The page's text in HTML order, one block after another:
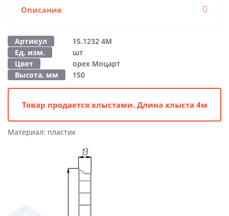
Описание
Артикул
15.1232 4M
Ед. изм.
шт
Цвет
орех Моцарт
Высота, мм
150
Товар продается хлыстами. Длина хлыста 4м
Материал: пластик